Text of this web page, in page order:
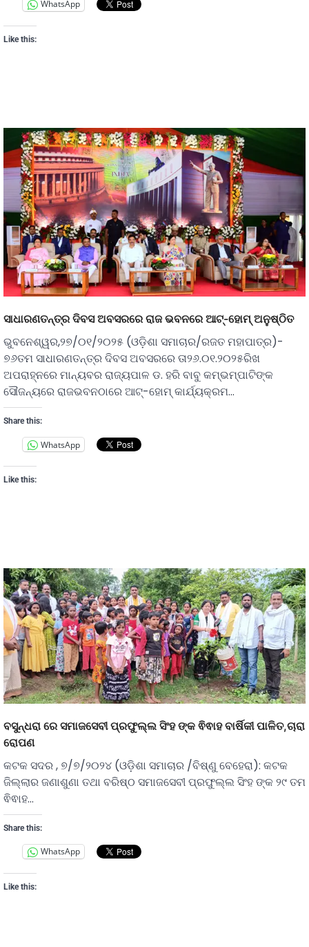
WhatsApp
Like this:
ସାଧାରଣତନ୍ତ୍ର ଦିବସ ଅବସରରେ ରାଜ ଭବନରେ ଆଟ୍-ହୋମ୍ ଅନୁଷ୍ଠିତ
ଭୁବନେଶ୍ୱର,୨୭/୦୧/୨୦୨୫ (ଓଡ଼ିଶା ସମାଚାର/ରଜତ ମହାପାତ୍ର)-
୭୬ତମ ସାଧାରଣତନ୍ତ୍ର ଦିବସ ଅବସରରେ ତା୨୬.୦୧.୨୦୨୫ରିଖ
ଅପରାହ୍ନରେ ମାନ୍ୟବର ରାଜ୍ୟପାଳ ଡ. ହରି ବାବୁ କମ୍ଭମ୍ପାଟିଙ୍କ
ସୌଜନ୍ୟରେ ରାଜଭବନଠାରେ ଆଟ୍-ହୋମ୍ କାର୍ଯ୍ୟକ୍ରମ…
Share this:
WhatsApp
Like this:
ବସୁନ୍ଧରା ରେ ସମାଜସେବୀ ପ୍ରଫୁଲ୍ଲ ସିଂହ ଙ୍କ ଵିଵାହ ବାର୍ଷିକୀ ପାଳିତ,ଚାରା
ରୋପଣ
କଟକ ସଦର , ୭/୭/୨୦୨୪ (ଓଡ଼ିଶା ସମାଚାର /ବିଷ୍ଣୁ ବେହେରା): କଟକ
ଜିଲ୍ଲାର ଜଣାଶୁଣା ତଥା ବରିଷ୍ଠ ସମାଜସେବୀ ପ୍ରଫୁଲ୍ଲ ସିଂହ ଙ୍କ ୨୯ ତମ
ଵିଵାହ…
Share this:
WhatsApp
Like this: